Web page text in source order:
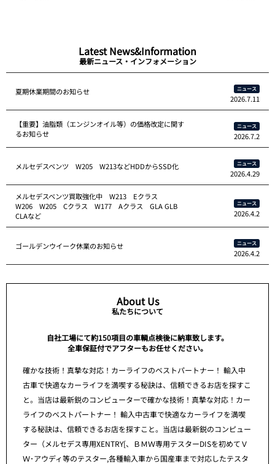
Latest News&Information
最新ニュース・インフォメーション
夏期休業期間のお知らせ ニュース
2026.7.11
【重要】油脂類（エンジンオイル等）の価格改定に関す
るお知らせ
ニュース
2026.7.2
メルセデスベンツ W205 W213などHDDからSSD化 ニュース
2026.4.29
メルセデスベンツ買取強化中 W213 Eクラス
W206 W205 Cクラス W177 Aクラス GLA GLB
CLAなど
ニュース
2026.4.2
ゴールデンウイーク休業のお知らせ ニュース
2026.4.2
About Us
私たちについて
自社工場にて約150項目の車輌点検後に納車致します。
全車保証付でアフターもお任せください。
確かな技術！真摯な対応！カーライフのベストパートナー！ 輸入中
古車で快適なカーライフを満喫する秘訣は、信頼できるお店を探すこ
と。当店は最新鋭のコンピューターで確かな技術！真摯な対応！カー
ライフのベストパートナー！ 輸入中古車で快適なカーライフを満喫
する秘訣は、信頼できるお店を探すこと。当店は最新鋭のコンピュー
ター（メルセデス専用XENTRY[、ＢＭＷ専用テスターDISを初めてＶ
Ｗ･アウディ等のテスター,各種輸入車から国産車まで対応したテスタ